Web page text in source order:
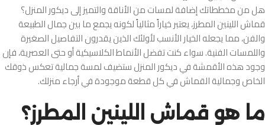
هل من مخططاتك إضافة لمسات من الأناقة والتميز إلى ديكور المنزل؟
قماش اللينين المطرز، يعتبر خياراً مثالياً لكونه يجمع ما بين جمال الطبيعة
والفن، مما يجعله الخيار الأنسب لأولئك الذين يقدرون التفاصيل الصغيرة
واللمسات الفنية. سواء كنت تفضل الأنماط الكلاسيكية أو حتى العصرية، فإن
وجود هذه الأقمشة في ديكور المنزل ستضيف لمسة جمالية تعكس ذوقك
الخاص وجمالية القماش في كل قطعة موجودة في أرجاء منزلك.
ما هو قماش اللينين المطرز؟